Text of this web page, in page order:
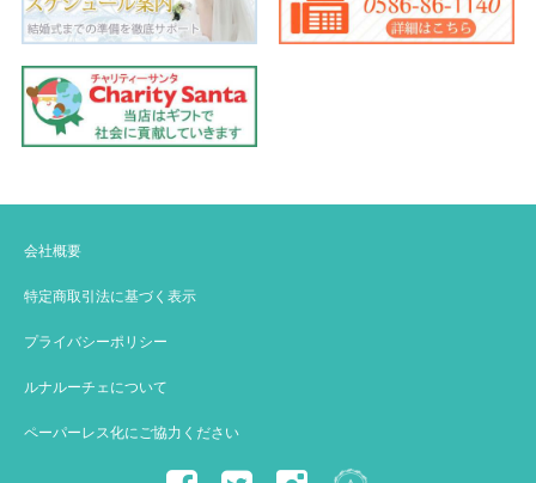
会社概要
特定商取引法に基づく表示
プライバシーポリシー
ルナルーチェについて
ペーパーレス化にご協力ください